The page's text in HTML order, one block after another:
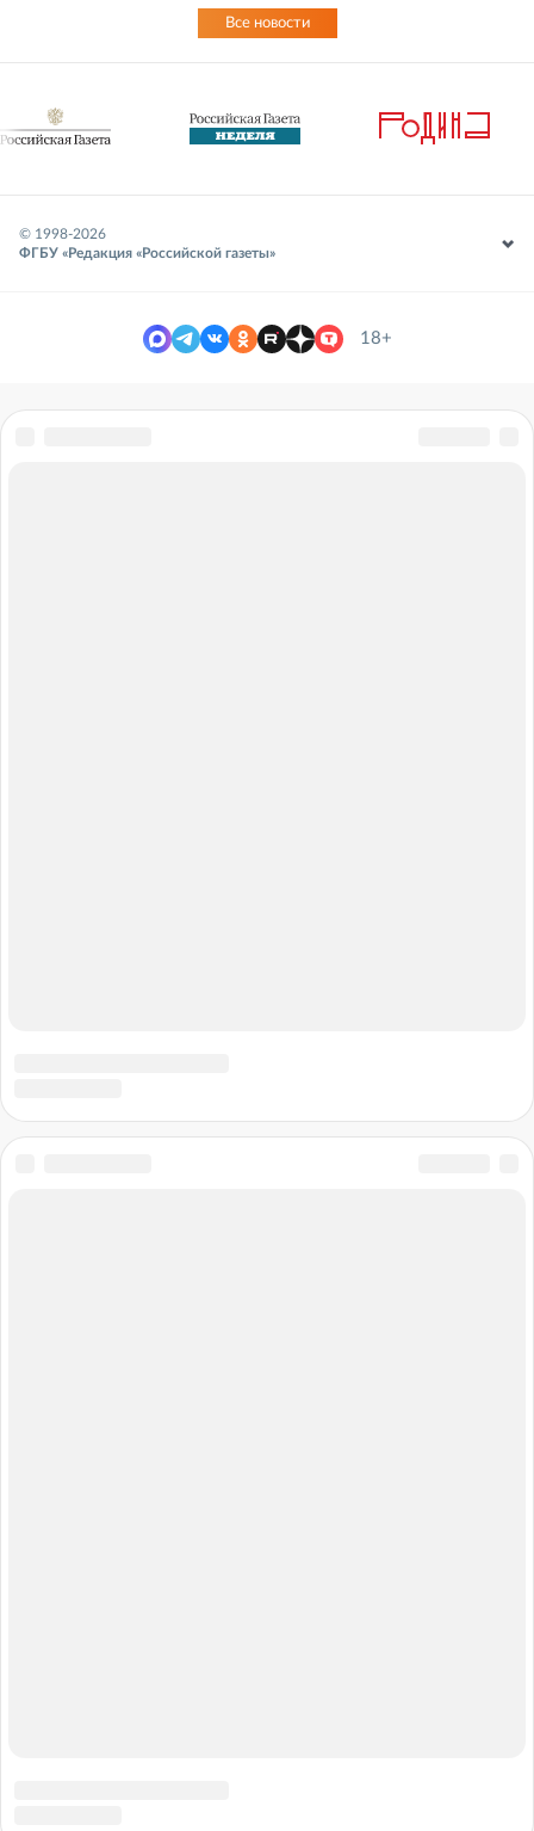
Все новости
© 1998-2026
ФГБУ «Редакция «Российской газеты»
18+